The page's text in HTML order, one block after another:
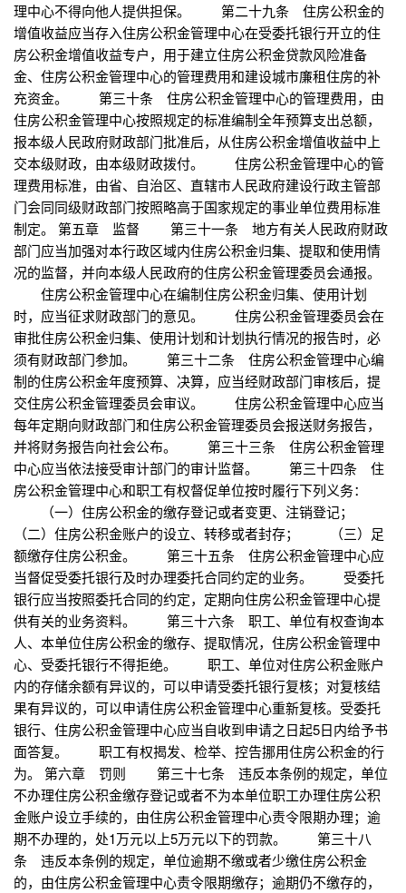
理中心不得向他人提供担保。 第二十九条 住房公积金的
增值收益应当存入住房公积金管理中心在受委托银行开立的住
房公积金增值收益专户，用于建立住房公积金贷款风险准备
金、住房公积金管理中心的管理费用和建设城市廉租住房的补
充资金。 第三十条 住房公积金管理中心的管理费用，由
住房公积金管理中心按照规定的标准编制全年预算支出总额，
报本级人民政府财政部门批准后，从住房公积金增值收益中上
交本级财政，由本级财政拨付。 住房公积金管理中心的管
理费用标准，由省、自治区、直辖市人民政府建设行政主管部
门会同同级财政部门按照略高于国家规定的事业单位费用标准
制定。 第五章 监督 第三十一条 地方有关人民政府财政
部门应当加强对本行政区域内住房公积金归集、提取和使用情
况的监督，并向本级人民政府的住房公积金管理委员会通报。
住房公积金管理中心在编制住房公积金归集、使用计划
时，应当征求财政部门的意见。 住房公积金管理委员会在
审批住房公积金归集、使用计划和计划执行情况的报告时，必
须有财政部门参加。 第三十二条 住房公积金管理中心编
制的住房公积金年度预算、决算，应当经财政部门审核后，提
交住房公积金管理委员会审议。 住房公积金管理中心应当
每年定期向财政部门和住房公积金管理委员会报送财务报告，
并将财务报告向社会公布。 第三十三条 住房公积金管理
中心应当依法接受审计部门的审计监督。 第三十四条 住
房公积金管理中心和职工有权督促单位按时履行下列义务：
（一）住房公积金的缴存登记或者变更、注销登记；
（二）住房公积金账户的设立、转移或者封存； （三）足
额缴存住房公积金。 第三十五条 住房公积金管理中心应
当督促受委托银行及时办理委托合同约定的业务。 受委托
银行应当按照委托合同的约定，定期向住房公积金管理中心提
供有关的业务资料。 第三十六条 职工、单位有权查询本
人、本单位住房公积金的缴存、提取情况，住房公积金管理中
心、受委托银行不得拒绝。 职工、单位对住房公积金账户
内的存储余额有异议的，可以申请受委托银行复核；对复核结
果有异议的，可以申请住房公积金管理中心重新复核。受委托
银行、住房公积金管理中心应当自收到申请之日起5日内给予书
面答复。 职工有权揭发、检举、控告挪用住房公积金的行
为。 第六章 罚则 第三十七条 违反本条例的规定，单位
不办理住房公积金缴存登记或者不为本单位职工办理住房公积
金账户设立手续的，由住房公积金管理中心责令限期办理；逾
期不办理的，处1万元以上5万元以下的罚款。 第三十八
条 违反本条例的规定，单位逾期不缴或者少缴住房公积金
的，由住房公积金管理中心责令限期缴存；逾期仍不缴存的，